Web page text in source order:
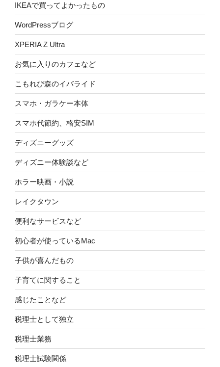
IKEAで買ってよかったもの
WordPressブログ
XPERIA Z Ultra
お気に入りのカフェなど
こもれび森のイバライド
スマホ・ガラケー本体
スマホ代節約、格安SIM
ディズニーグッズ
ディズニー体験談など
ホラー映画・小説
レイクタウン
便利なサービスなど
初心者が使っているMac
子供が喜んだもの
子育てに関すること
感じたことなど
税理士として独立
税理士業務
税理士試験関係